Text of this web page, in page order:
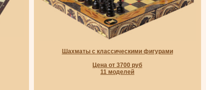
Шахматы с классическими фигурами
Цена от 3700 руб
11 моделей